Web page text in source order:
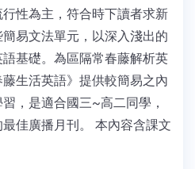
性為主，符合時下讀者求新
易文法單元，以深入淺出的
基礎。為區隔常春藤解析英
生活英語》提供較簡易之內
，是適合國三~高二同學，
佳廣播月刊。 本內容含課文